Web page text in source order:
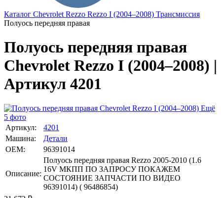
Каталог Chevrolet Rezzo Rezzo I (2004–2008) Трансмиссия
Полуось передняя правая
Полуось передняя правая
Chevrolet Rezzo I (2004–2008) |
Артикул 4201
Ещё
5 фото
Артикул:
4201
Машина:
Детали
OEM:
96391014
Описание:
Полуось передняя правая Rezzo 2005-2010 (1.6
16V МКПП ПО ЗАПРОСУ ПОКАЖЕМ
СОСТОЯНИЕ ЗАПЧАСТИ ПО ВИДЕО
96391014) ( 96486854)